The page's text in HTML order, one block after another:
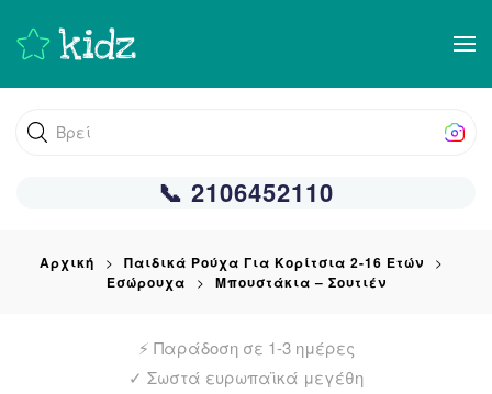
Skip
to
content
Βρείτε αυτ
📞 2106452110
Αρχική
Παιδικά Ρούχα Για Κορίτσια 2-16 Ετών
Εσώρουχα
Μπουστάκια – Σουτιέν
⚡ Παράδοση σε 1-3 ημέρες
✓ Σωστά ευρωπαϊκά μεγέθη